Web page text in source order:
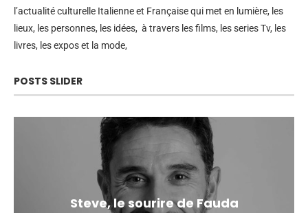
l’actualité culturelle Italienne et Française qui met en lumière, les
lieux, les personnes, les idées, à travers les films, les series Tv, les
livres, les expos et la mode,
POSTS SLIDER
Steve, le sourire de Fauda